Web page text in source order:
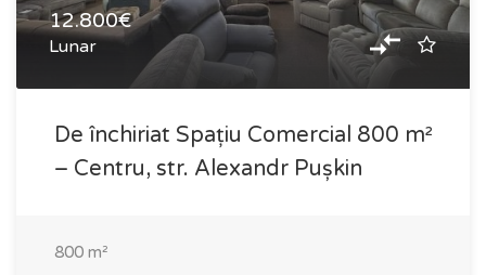
12.800€
Lunar
De închiriat Spațiu Comercial 800 m²
– Centru, str. Alexandr Pușkin
800 m²